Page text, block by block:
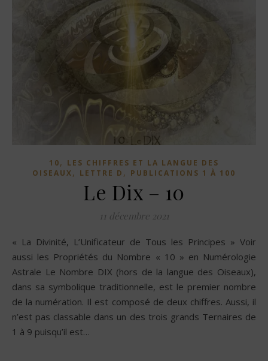
10, LES CHIFFRES ET LA LANGUE DES
OISEAUX, LETTRE D , PUBLICATIONS 1 À 100
Le Dix – 10
11 décembre 2021
« La Divinité, L’Unificateur de Tous les Principes » Voir
aussi les Propriétés du Nombre « 10 » en Numérologie
Astrale Le Nombre DIX (hors de la langue des Oiseaux),
dans sa symbolique traditionnelle, est le premier nombre
de la numération. Il est composé de deux chiffres. Aussi, il
n’est pas classable dans un des trois grands Ternaires de
1 à 9 puisqu’il est…